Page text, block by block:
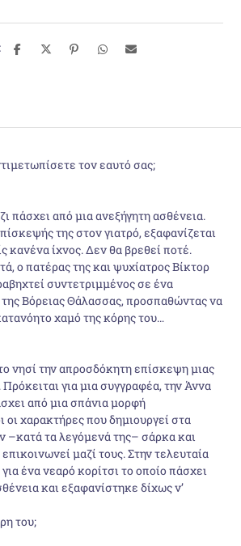
τον εαυτό σας;
πάσχει από μια ανεξήγητη ασθένεια.
της στον γιατρό, εξαφανίζεται
κανένα ίχνος. Δεν θα βρεθεί ποτέ.
ο πατέρας της και ψυχίατρος Βίκτορ
συντετριμμένος σε ένα
Βόρειας Θάλασσας, προσπαθώντας να
χαμό της κόρης του…
νησί την απροσδόκητη επίσκεψη μιας
για μια συγγραφέα, την Άννα
από μια σπάνια μορφή
οι χαρακτήρες που δημιουργεί στα
–κατά τα λεγόμενά της– σάρκα και
μαζί τους. Στην τελευταία
ένα νεαρό κορίτσι το οποίο πάσχει
και εξαφανίστηκε δίχως ν’
του;